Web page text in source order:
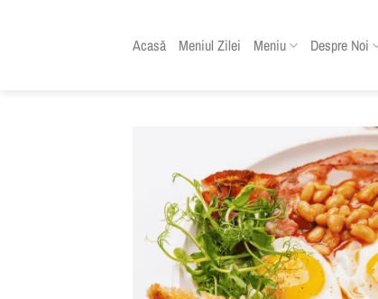
Acasă Meniul Zilei Meniu Despre Noi